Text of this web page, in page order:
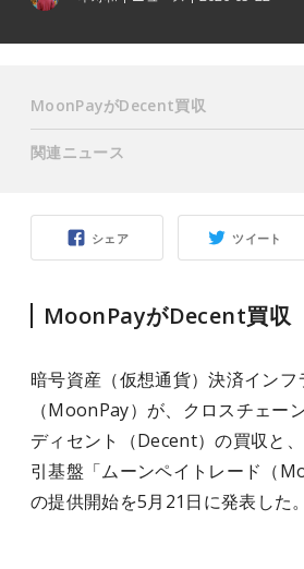
シェア ツイート
MoonPayがDecent買収
暗号資産（仮想通貨）決済インフ
（MoonPay）が、クロスチェー
ディセント（Decent）の買収と
引基盤「ムーンペイトレード（
の提供開始を5月21日に発表した。
MoonPayがDecent買収
関連ニュース